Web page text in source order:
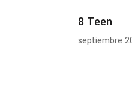
8 Teen
septiembre